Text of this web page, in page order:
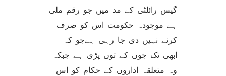
گیس رائلٹی کے مد میں جو رقم ملی
ہے موجودہ حکومت اس کو صرف
کرنے نہیں دی جا رہی ہےجو کہ
ابھی تک جوں کے توں پڑی ہے جبکہ
وہ متعلقہ اداروں کے حکام کو اس